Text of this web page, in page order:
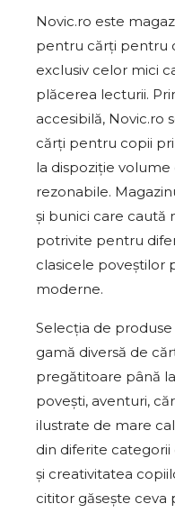
Novic.ro este
pentru cărți pentru
exclusiv celor mici
plăcerea lecturii.
accesibilă, Novic.ro
cărți pentru copii
la dispoziție
rezonabile.
și bunici care caută
potrivite pentru
clasicele poveștilor
moderne.
Selecția de
gamă diversă de
pregătitoare până
povești, aventuri,
ilustrate de mare
din diferite
și creativitatea
cititor găsește ceva